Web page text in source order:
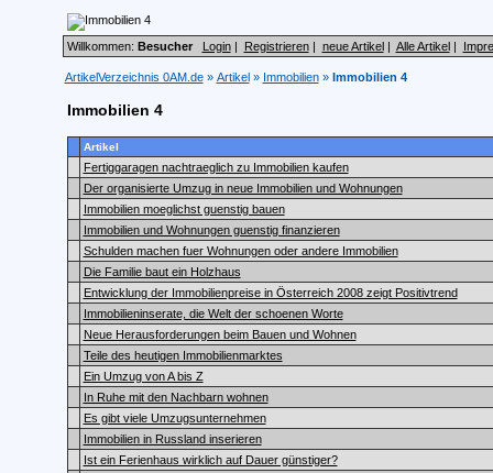
Willkommen: Besucher Login| Registrieren| neue Artikel| Alle Artikel|
ArtikelVerzeichnis 0AM.de» Artikel» Immobilien» Immobilien 4
Immobilien 4
Artikel
Fertiggaragen nachtraeglich zu Immobilien kaufen
Der organisierte Umzug in neue Immobilien und Wohnungen
Immobilien moeglichst guenstig bauen
Immobilien und Wohnungen guenstig finanzieren
Schulden machen fuer Wohnungen oder andere Immobilien
Die Familie baut ein Holzhaus
Entwicklung der Immobilienpreise in Österreich 2008 zeigt Positivtrend
Immobilieninserate, die Welt der schoenen Worte
Neue Herausforderungen beim Bauen und Wohnen
Teile des heutigen Immobilienmarktes
Ein Umzug von A bis Z
In Ruhe mit den Nachbarn wohnen
Es gibt viele Umzugsunternehmen
Immobilien in Russland inserieren
Ist ein Ferienhaus wirklich auf Dauer günstiger?